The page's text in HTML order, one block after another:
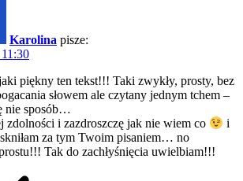
Karolina pisze:
piękny ten tekst!!! Taki zwykły, prosty, bez
słowem ale czytany jednym tchem –
nie sposób…
zdolności i zazdroszczę jak nie wiem co
i
za tym Twoim pisaniem… no
Tak do zachłyśnięcia uwielbiam!!!